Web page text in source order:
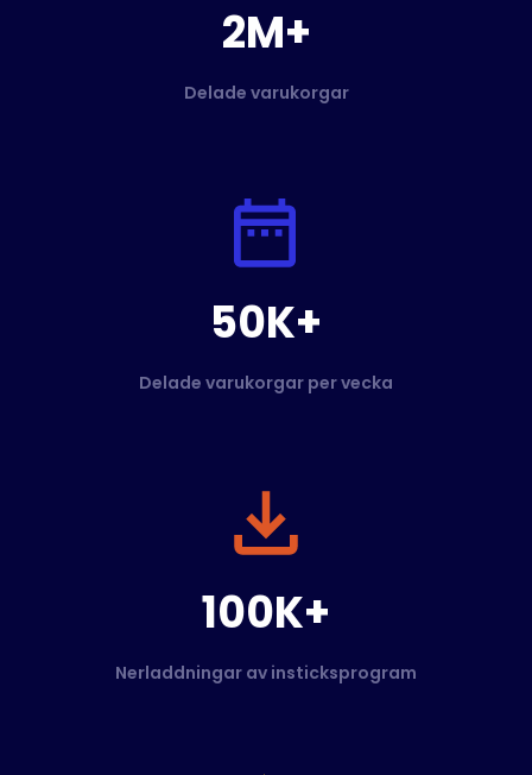
2M+
Delade varukorgar
50K+
Delade varukorgar per vecka
100K+
Nerladdningar av insticksprogram